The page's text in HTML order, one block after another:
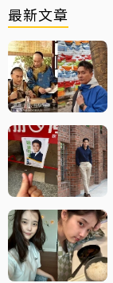
最新文章